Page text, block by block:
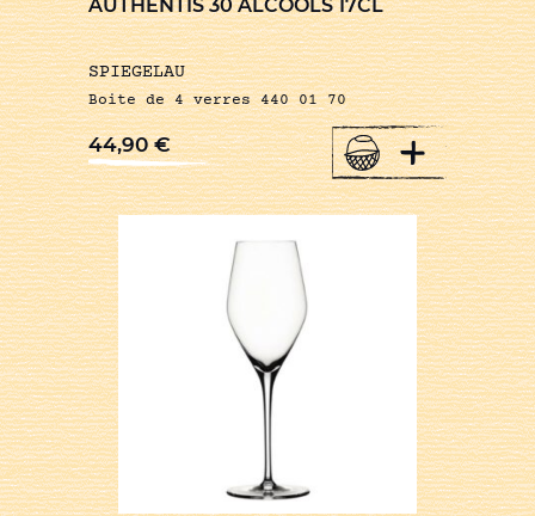
AUTHENTIS 30 ALCOOLS 17CL
SPIEGELAU
Boite de 4 verres 440 01 70
44,90€ +